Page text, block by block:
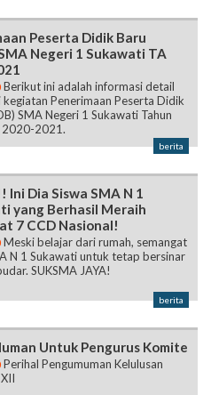
Peserta Didik Baru
Negeri 1 Sukawati TA
Berikut ini adalah informasi detail
kegiatan Penerimaan Peserta Didik
SMA Negeri 1 Sukawati Tahun
2020-2021.
berita
Ini Dia Siswa SMA N 1
yang Berhasil Meraih
7 CCD Nasional!
Meski belajar dari rumah, semangat
N 1 Sukawati untuk tetap bersinar
SUKSMA JAYA!
berita
Untuk Pengurus Komite
Perihal Pengumuman Kelulusan